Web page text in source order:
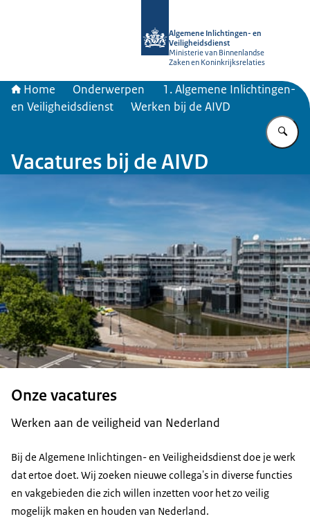
Algemene Inlichtingen- en
Veiligheidsdienst
Ministerie van Binnenlandse
Zaken en Koninkrijksrelaties
Home Onderwerpen
1. Algemene Inlichtingen-
en Veiligheidsdienst
Werken bij de AIVD
Vacatures bij de AIVD
Onze vacatures
Werken aan de veiligheid van Nederland
Bij de Algemene Inlichtingen- en Veiligheidsdienst doe je werk
dat ertoe doet. Wij zoeken nieuwe collega's in diverse functies
en vakgebieden die zich willen inzetten voor het zo veilig
mogelijk maken en houden van Nederland.